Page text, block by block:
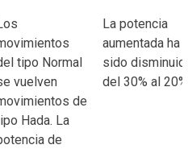
tipo Normal
vuelven
de
Hada. La
de
La potencia
aumentada ha
sido
del 30% al